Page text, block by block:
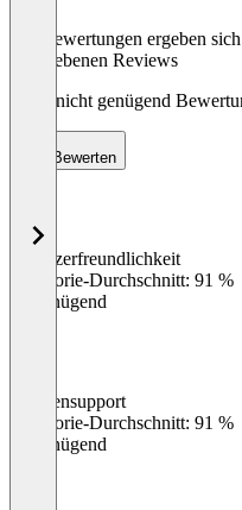
Die Bewertungen ergeben
abgegebenen Reviews
Noch nicht genügend
Bewerten
Benutzerfreundlichkeit
Kategorie-Durchschnitt: 91 %
Ungenügend
Kundensupport
Kategorie-Durchschnitt: 91 %
Ungenügend